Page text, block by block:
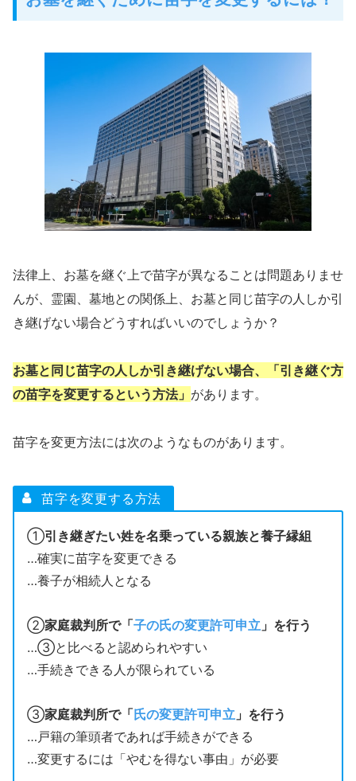
法律上、お墓を継ぐ上で苗字が異なることは問題ありませ
んが、霊園、墓地との関係上、お墓と同じ苗字の人しか引
き継げない場合どうすればいいのでしょうか？
お墓と同じ苗字の人しか引き継げない場合、「引き継ぐ方
の苗字を変更するという方法」 があります。
苗字を変更方法には次のようなものがあります。
苗字を変更する方法
①引き継ぎたい姓を名乗っている親族と養子縁組
…確実に苗字を変更できる
…養子が相続人となる
②家庭裁判所で「子の氏の変更許可申立 」を行う
…③と比べると認められやすい
…手続きできる人が限られている
③家庭裁判所で「氏の変更許可申立 」を行う
…戸籍の筆頭者であれば手続きができる
…変更するには「やむを得ない事由」が必要